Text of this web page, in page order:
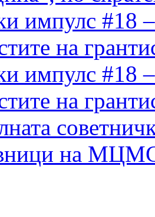
импулс #18
на
импулс #18
на
на МЦМС